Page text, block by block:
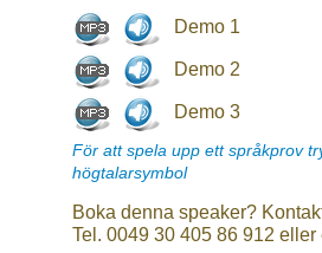
Demo 1
Demo 2
Demo 3
För att spela upp ett språkprov
högtalarsymbol
Boka denna speaker?
Tel. 0049 30 405 86 912